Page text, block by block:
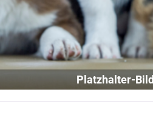
Platzhalter-Bild